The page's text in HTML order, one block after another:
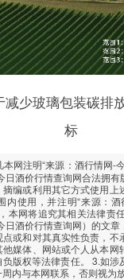
少玻璃包装碳排
标
本网注明“来源：酒行情网-
日酒价行情查询网合法拥
编或利用其它方式使用上
内使用，并注明“来源：
本网将追究其相关法律责
日酒价行情查询网）的文章
或和对其真实性负责，不
媒体、网站或个人从本网
版权等法律责任。 3.如涉
内与本网联系，否则视为